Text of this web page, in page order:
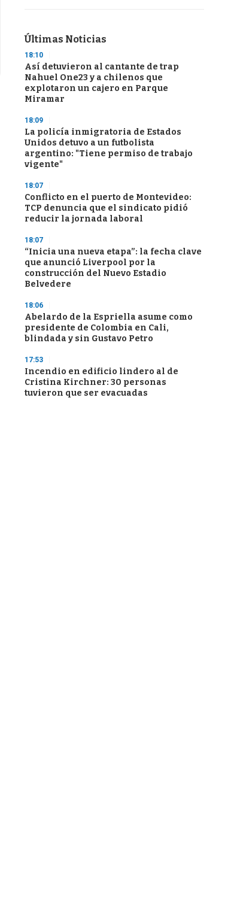
Últimas Noticias
18:10
Así detuvieron al cantante de trap
Nahuel One23 y a chilenos que
explotaron un cajero en Parque
Miramar
18:09
La policía inmigratoria de Estados
Unidos detuvo a un futbolista
argentino: "Tiene permiso de trabajo
vigente"
18:07
Conflicto en el puerto de Montevideo:
TCP denuncia que el sindicato pidió
reducir la jornada laboral
18:07
“Inicia una nueva etapa”: la fecha clave
que anunció Liverpool por la
construcción del Nuevo Estadio
Belvedere
18:06
Abelardo de la Espriella asume como
presidente de Colombia en Cali,
blindada y sin Gustavo Petro
17:53
Incendio en edificio lindero al de
Cristina Kirchner: 30 personas
tuvieron que ser evacuadas